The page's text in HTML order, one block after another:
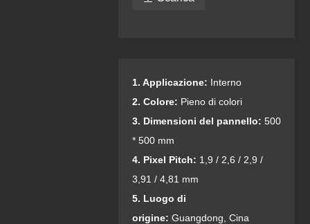
1. Applicazione: Interno
2. Colore: Pieno di colori
3. Dimensioni del pannello: 500
* 500 mm
4. Pixel Pitch: 1,9 / 2,6 / 2,9 /
3,91 / 4,81 mm
5. Luogo di
origine: Guangdong, Cina